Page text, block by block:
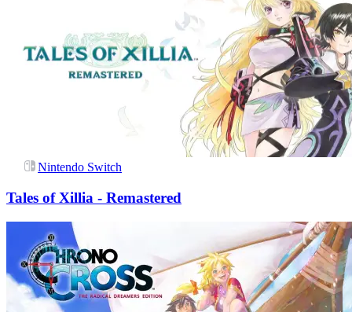
Nintendo Switch
Tales of Xillia - Remastered